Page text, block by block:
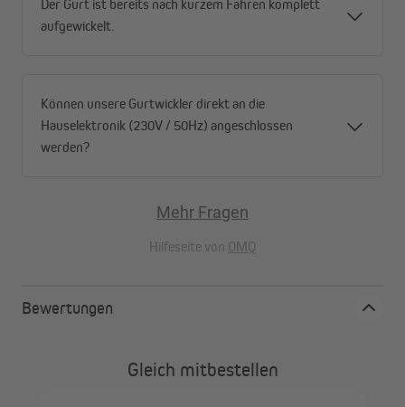
Der Gurt ist bereits nach kurzem Fahren komplett
aufgewickelt.
Können unsere Gurtwickler direkt an die
Hauselektronik (230V / 50Hz) angeschlossen
werden?
Mehr Fragen
Hilfeseite von OMQ
Bewertungen
Gleich mitbestellen